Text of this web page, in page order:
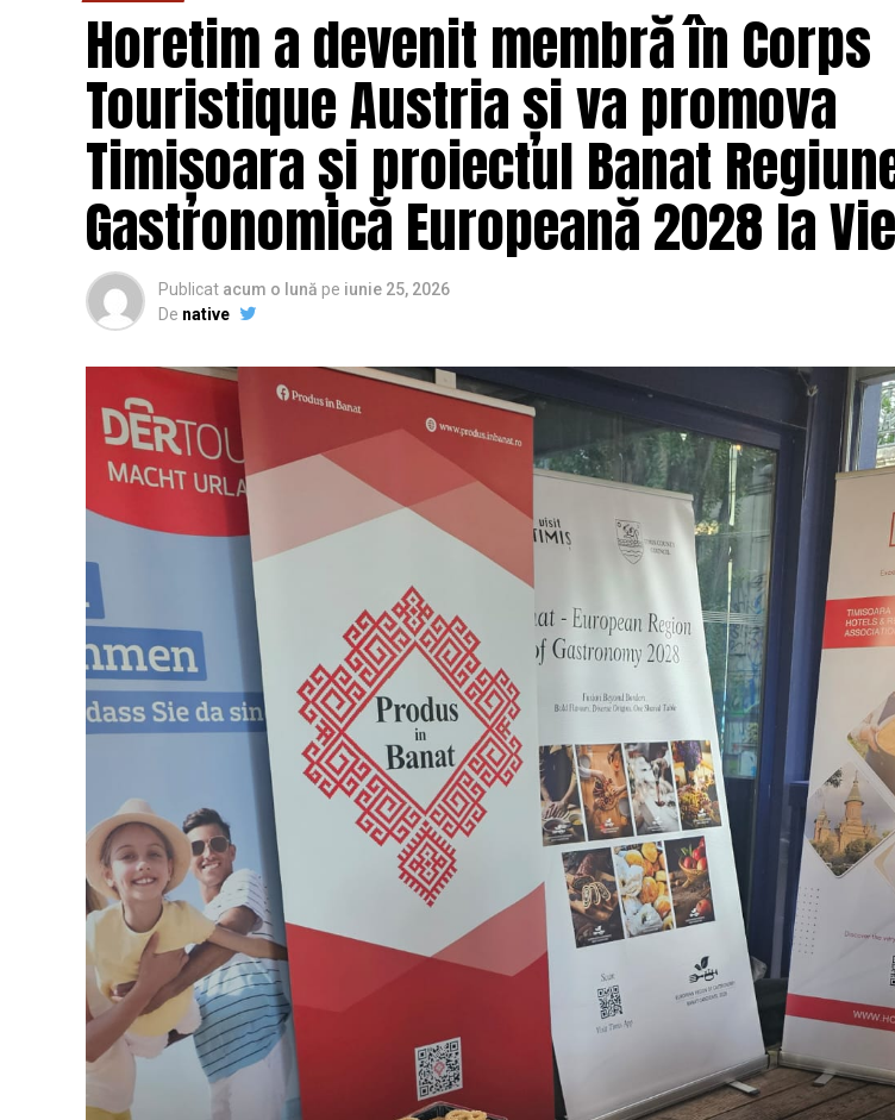
Horetim a devenit membră în Corps
Touristique Austria și va promova
Timișoara și proiectul Banat
Gastronomică Europeană 2028 la
Publicat acum o lună pe iunie 25, 2026
De native